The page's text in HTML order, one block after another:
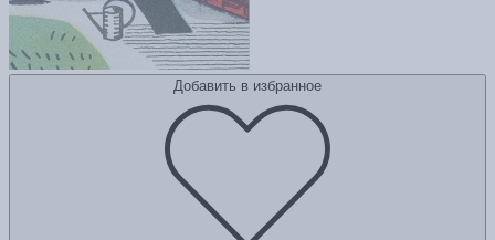
Добавить в избранное